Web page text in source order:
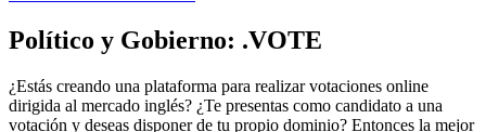
Político y Gobierno: .VOTE
¿Estás creando una plataforma para realizar votaciones online
dirigida al mercado inglés? ¿Te presentas como candidato a una
votación y deseas disponer de tu propio dominio? Entonces la mejor